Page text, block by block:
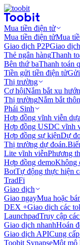
Mua tiền điện tử
Mua tiền điện tửMua
Giao dịch P2PGiao
Thẻ ngân hàngThanh
Bên thứ baThanh toán
Tiền gửi tiền điện tử
Thị trường
Cơ hộiNắm bắt xu
Thị trườngNắm bắt
Phái Sinh
Hợp đồng vĩnh viễn
Hợp đồng USDC vĩnh
Hợp đồng sự kiệnDự
Thị trường dự đoán.
Lite vĩnh viễnPhương
Hợp đồng demoKhông
BotTự động thực hiện
TradFi
Giao dịch
Giao ngayMua hoặc
DEX +Giao dịch các
LaunchpadTruy cập
Giao dịch nhanhHoán
Giao dịch APICung
Toobit SynapseMột mô